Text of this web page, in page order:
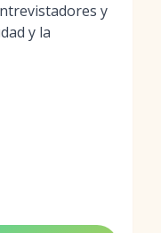
y
y la